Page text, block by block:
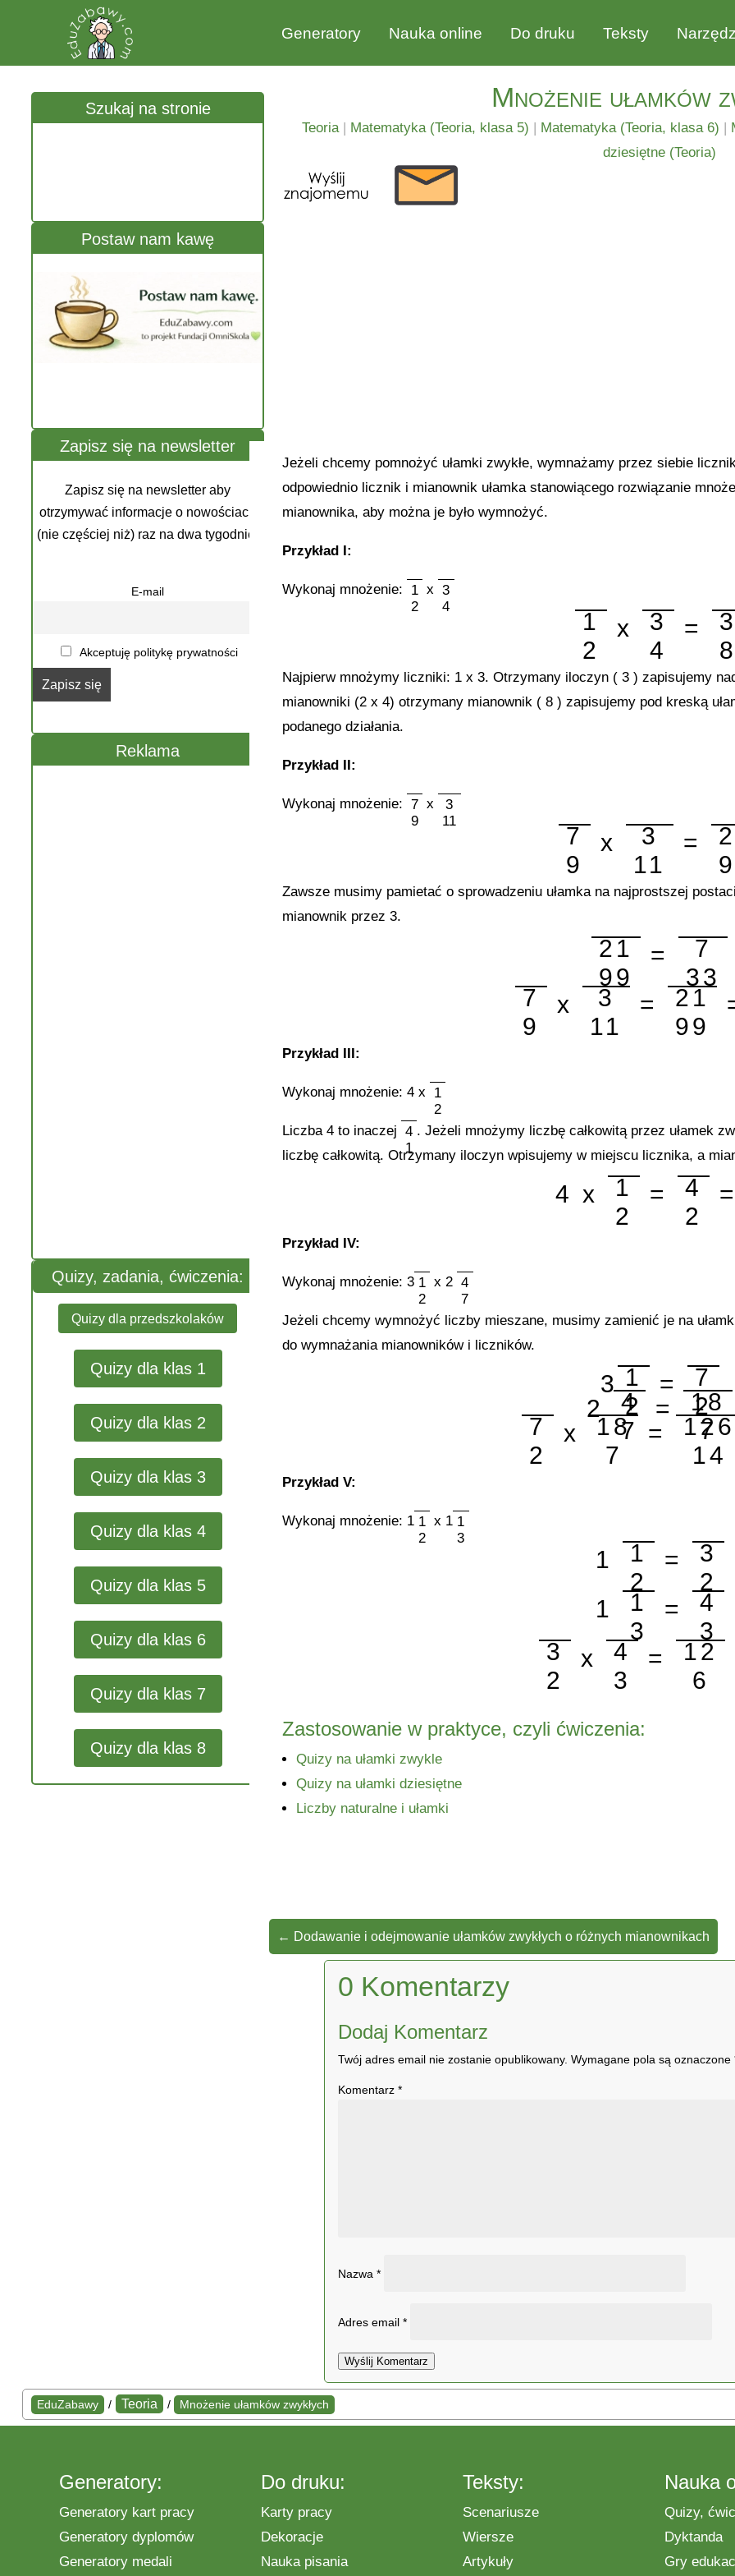
Generatory Nauka online Do druku Teksty
Szukaj na stronie
Postaw nam kawę
Zapisz się na newsletter
Zapisz się na newsletter aby
otrzymywać informacje o nowościach
(nie częściej niż) raz na dwa tygodnie.
E-mail
Akceptuję politykę prywatności
Reklama
Quizy, zadania, ćwiczenia:
Quizy dla przedszkolaków
Quizy dla klas 1
Quizy dla klas 2
Quizy dla klas 3
Quizy dla klas 4
Quizy dla klas 5
Quizy dla klas 6
Quizy dla klas 7
Quizy dla klas 8
Mnożenie ułamków
Teoria| Matematyka (Teoria, klasa 5) | Matematyka (Teoria, klasa 6) |
dziesiętne (Teoria)
Jeżeli chcemy pomnożyć ułamki zwykłe, wymnażamy przez siebie
odpowiednio licznik i mianownik ułamka stanowiącego rozwiązanie
mianownika, aby można je było wymnożyć.
Przykład I:
Wykonaj mnożenie:
1
2
x
3
4
1
2
x
3
4
=
Najpierw mnożymy liczniki: 1 x 3. Otrzymany iloczyn ( 3 ) zapisujemy
mianowniki (2 x 4) otrzymany mianownik ( 8 ) zapisujemy pod kreską
podanego działania.
Przykład II:
Wykonaj mnożenie: 7
9
x
3
11
7
9
x
3
11
=
Zawsze musimy pamietać o sprowadzeniu ułamka na najprostszej
mianownik przez 3.
21
99
=
7
33
7
9
x
3
11
=
21
99
Przykład III:
Wykonaj mnożenie: 4 x
1
2
Liczba 4 to inaczej 4
1
. Jeżeli mnożymy liczbę całkowitą przez ułamek
liczbę całkowitą. Otrzymany iloczyn wpisujemy w miejscu licznika, a
4 x
1
2
=
4
2
Przykład IV:
Wykonaj mnożenie: 3 1
2
x 2 4
7
Jeżeli chcemy wymnożyć liczby mieszane, musimy zamienić je na
do wymnażania mianowników i liczników.
3 1
2
= 7
2
2 4
7
= 18
7
7
2
x
18
7
=
126
14
Przykład V:
Wykonaj mnożenie: 1 1
2
x 1 1
3
1
1
2
=
3
2
1
1
3
=
4
3
3
2
x
4
3
=
12
6
Zastosowanie w praktyce, czyli ćwiczenia:
Quizy na ułamki zwykle
Quizy na ułamki dziesiętne
Liczby naturalne i ułamki
← Dodawanie i odejmowanie ułamków zwykłych o różnych mianownikach
0 Komentarzy
Dodaj Komentarz
Twój adres email nie zostanie opublikowany. Wymagane pola są oznaczone
Komentarz *
Nazwa *
Adres email *
Wyślij Komentarz
EduZabawy / Teoria / Mnożenie ułamków zwykłych
Generatory:
Generatory kart pracy
Generatory dyplomów
Generatory medali
Do druku:
Karty pracy
Dekoracje
Nauka pisania
Teksty:
Scenariusze
Wiersze
Artykuły
Nauka
Quizy,
Dyktanda
Gry